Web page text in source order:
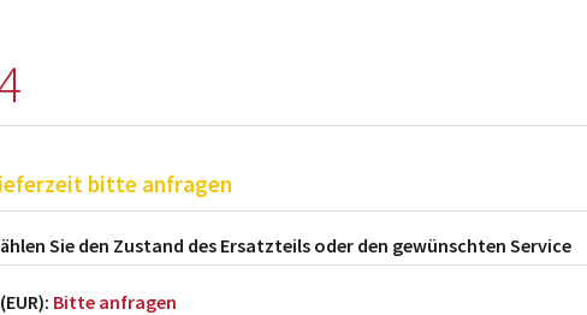
bitte anfragen
Sie den Zustand des Ersatzteils oder den gewünschten Service
Bitte anfragen